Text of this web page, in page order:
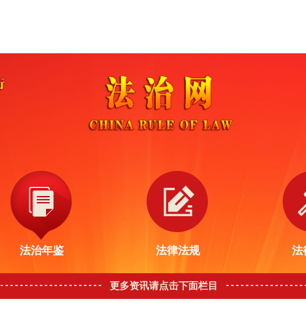
法治年鉴 法律法规 法
更多资讯请点击下面栏目